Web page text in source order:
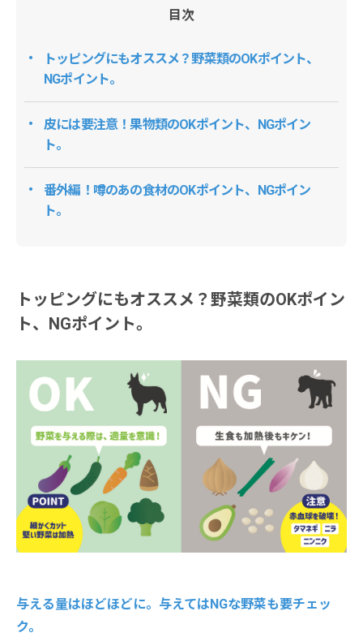
目次
トッピングにもオススメ？野菜類のOKポイント、
NGポイント。
皮には要注意！果物類のOKポイント、NGポイン
ト。
番外編！噂のあの食材のOKポイント、NGポイン
ト。
トッピングにもオススメ？野菜類のOKポイン
ト、NGポイント。
与える量はほどほどに。与えてはNGな野菜も要チェッ
ク。